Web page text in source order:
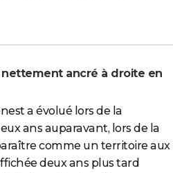
nettement ancré à droite en
a évolué lors de la
ans auparavant, lors de la
comme un territoire aux
deux ans plus tard